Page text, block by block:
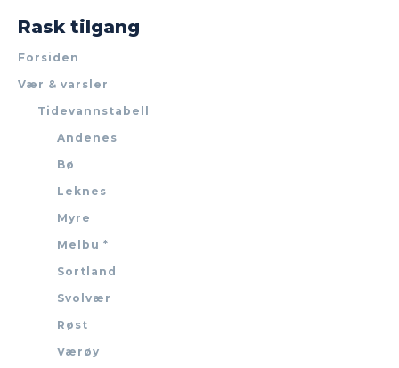
Rask tilgang
Forsiden
Vær & varsler
Tidevannstabell
Andenes
Bø
Leknes
Myre
Melbu *
Sortland
Svolvær
Røst
Værøy